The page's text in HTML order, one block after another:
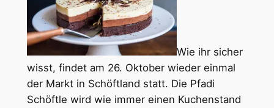
Wie ihr sicher
wisst, findet am 26. Oktober wieder einmal
der Markt in Schöftland statt. Die Pfadi
Schöftle wird wie immer einen Kuchenstand